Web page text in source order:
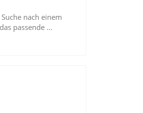
nach einem
passende ...